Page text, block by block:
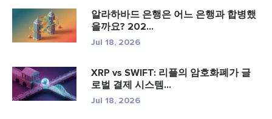
알라하바드 은행은 어느 은행과 합병했
을까요? 202...
Jul 18, 2026
XRP vs SWIFT: 리플의 암호화폐가 글
로벌 결제 시스템...
Jul 18, 2026